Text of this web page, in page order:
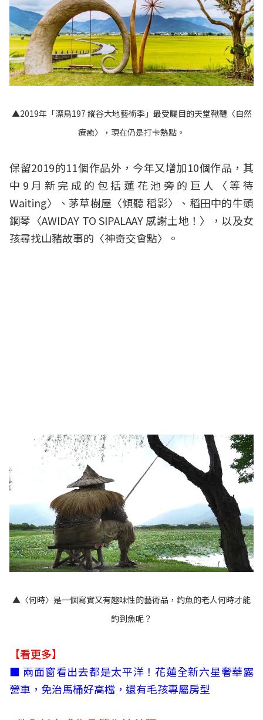
▲2019年「漂鳥197 縱谷大地藝術季」最受矚目的天堂鞦韆〈自然
療癒〉，現在仍是打卡熱點。
保留2019的11個作品外，今年又增加10個作品，其
中9月新完成的包括蓮花池旁的巨人〈等待
Waiting〉、茅草樹屋〈傾聽 稻影〉、稻田中的牛頭
鋼琴〈AWIDAY TO SIPALAAY 感謝土地！〉，以及女
孩尋找山豬故事的〈神奇交會點〉。
▲〈何時〉是一個寫實又有趣味性的藝術品，釣魚的老人何時才能
釣到魚呢？
【看更多】
■ 兩面窗看出去都是太平洋！花蓮全新六星奢華露
營車，免治馬桶好高檔，還有毛孩專屬房型